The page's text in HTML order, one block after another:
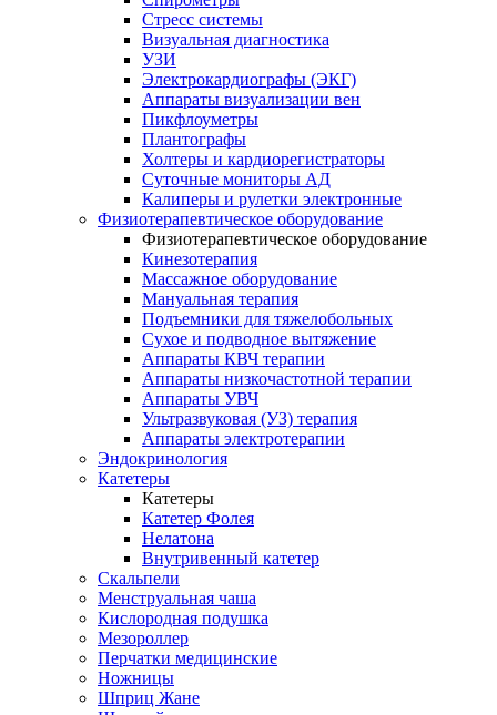
Стресс системы
Визуальная диагностика
УЗИ
Электрокардиографы (ЭКГ)
Аппараты визуализации вен
Пикфлоуметры
Плантографы
Холтеры и кардиорегистраторы
Суточные мониторы АД
Калиперы и рулетки электронные
Физиотерапевтическое оборудование
Физиотерапевтическое оборудование
Кинезотерапия
Массажное оборудование
Мануальная терапия
Подъемники для тяжелобольных
Сухое и подводное вытяжение
Аппараты КВЧ терапии
Аппараты низкочастотной терапии
Аппараты УВЧ
Ультразвуковая (УЗ) терапия
Аппараты электротерапии
Эндокринология
Катетеры
Катетеры
Катетер Фолея
Нелатона
Внутривенный катетер
Скальпели
Менструальная чаша
Кислородная подушка
Мезороллер
Перчатки медицинские
Ножницы
Шприц Жане